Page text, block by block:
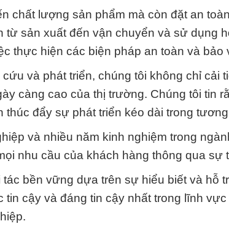
chất lượng sản phẩm mà còn đặt an
từ sản xuất đến vận chuyển và sử dụng
thực hiện các biện pháp an toàn và bảo
và phát triển, chúng tôi không chỉ cải
càng cao của thị trường. Chúng tôi tin
thúc đẩy sự phát triển kéo dài trong
và nhiều năm kinh nghiệm trong
nhu cầu của khách hàng thông qua
bền vững dựa trên sự hiểu biết và hỗ
tin cậy và đáng tin cậy nhất trong lĩnh